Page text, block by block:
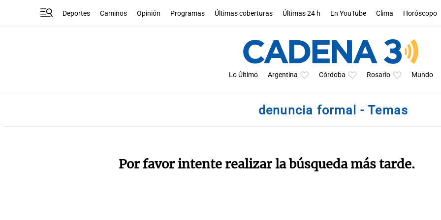
Deportes Caminos Opinión Programas Últimas coberturas Últimas 24 h En YouTube Clima Horóscopo
Lo Último Argentina Córdoba Rosario Mundo
denuncia formal - Temas
Por favor intente realizar la búsqueda más tarde.